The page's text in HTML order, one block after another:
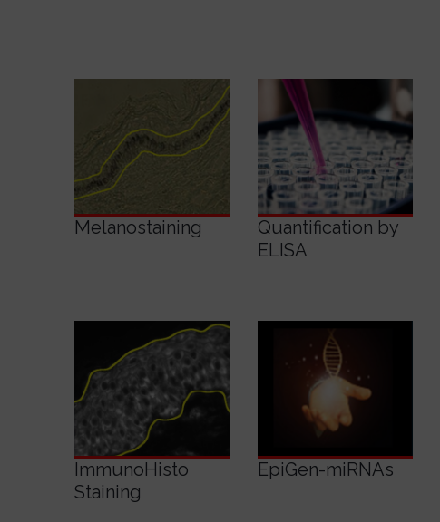
View
Details
Melanostaining
View
Details
Quantification by
ELISA
View
Details
ImmunoHisto
Staining
View
Details
EpiGen-miRNAs